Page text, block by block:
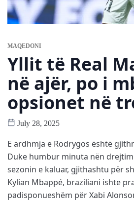
MAQEDONI
Yllit të Real
në ajër, po i
opsionet në
July 28, 2025
E ardhmja e Rodrygos është
Duke humbur minuta nën
sezonin e kaluar, gjithashtu për
Kylian Mbappé, braziliani ishte
padisponueshëm për Xabi